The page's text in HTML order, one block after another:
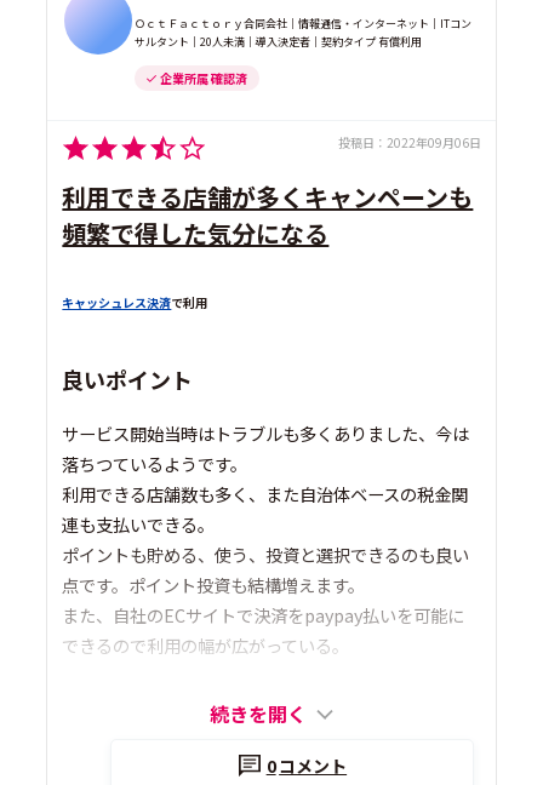
ＯｃｔＦａｃｔｏｒｙ合同会社｜情報通信・インターネット｜ITコン
サルタント｜20人未満｜導入決定者｜契約タイプ 有償利用
企業所属 確認済
投稿日： 2022年09月06日
利用できる店舗が多くキャンペーンも
頻繁で得した気分になる
キャッシュレス決済で利用
良いポイント
サービス開始当時はトラブルも多くありました、今は
落ちつているようです。
利用できる店舗数も多く、また自治体ベースの税金関
連も支払いできる。
ポイントも貯める、使う、投資と選択できるのも良い
点です。ポイント投資も結構増えます。
また、自社のECサイトで決済をpaypay払いを可能に
できるので利用の幅が広がっている。
続きを開く
0コメント